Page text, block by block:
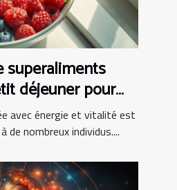
superaliments
déjeuner pour
avec énergie et vitalité est
de nombreux individus....